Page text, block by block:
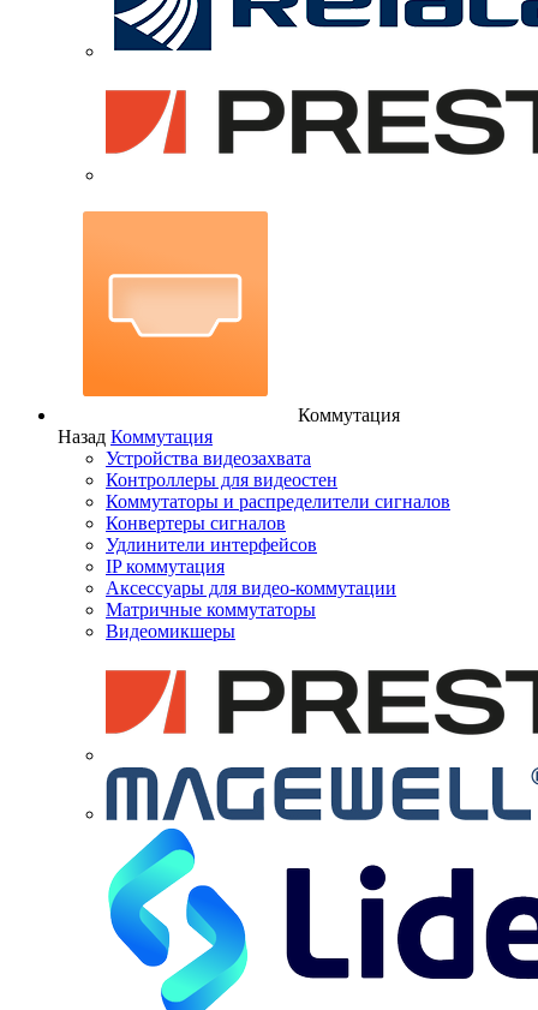
Коммутация
Назад Коммутация
Устройства видеозахвата
Контроллеры для видеостен
Коммутаторы и распределители сигналов
Конвертеры сигналов
Удлинители интерфейсов
IP коммутация
Аксессуары для видео-коммутации
Матричные коммутаторы
Видеомикшеры